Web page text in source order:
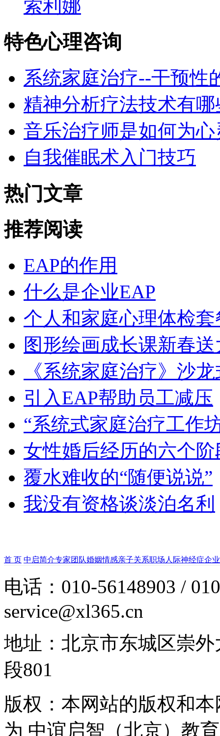
索利娜
特色心理咨询
系统家庭治疗--干预性
精神分析疗法技术有哪
音乐治疗师是如何为
自我催眠术入门技巧
热门文章
推荐阅读
EAP的作用
什么是企业EAP
个人和家庭心理体检套
图形绘画成长课新春
《系统家庭治疗》沙
引入EAP帮助员工减压
“系统式家庭治疗工作
女性婚后经历的六个阶
覆水难收的“随便说说”
我没有资格谈淡泊名利
首 页 中启简介专家团队婚姻情感亲子关系职场人际神经症企
电话：010-56148903 /
service@xl365.cn
地址：北京市东城区崇
段801
版权：本网站的版权和
为 中谊启智（北京）教